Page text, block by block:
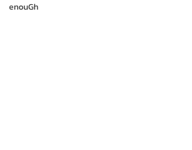
enouGh